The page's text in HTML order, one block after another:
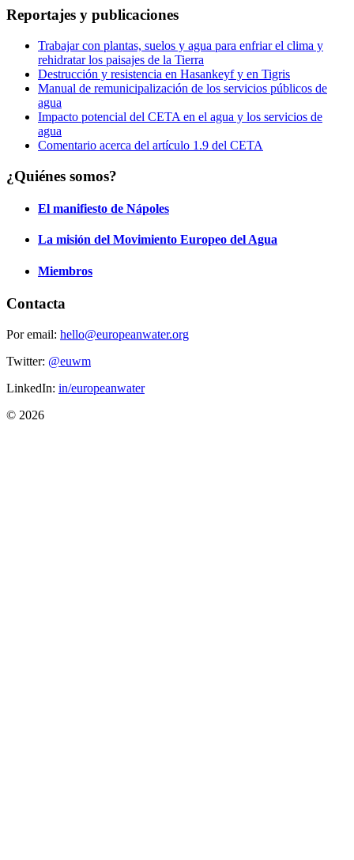
Reportajes y publicaciones
Trabajar con plantas, suelos y agua para enfriar el clima y
rehidratar los paisajes de la Tierra
Destrucción y resistencia en Hasankeyf y en Tigris
Manual de remunicipalización de los servicios públicos de
agua
Impacto potencial del CETA en el agua y los servicios de
agua
Comentario acerca del artículo 1.9 del CETA
¿Quiénes somos?
El manifiesto de Nápoles
La misión del Movimiento Europeo del Agua
Miembros
Contacta
Por email: hello@europeanwater.org
Twitter: @euwm
LinkedIn: in/europeanwater
© 2026